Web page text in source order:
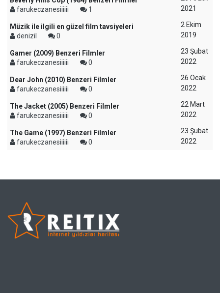
farukeczanesiiiiii
1
2021
Müzik ile ilgili en güzel film tavsiyeleri
denizil
0
2 Ekim
2019
Gamer (2009) Benzeri Filmler
farukeczanesiiiiii
0
23 Şubat
2022
Dear John (2010) Benzeri Filmler
farukeczanesiiiiii
0
26 Ocak
2022
The Jacket (2005) Benzeri Filmler
farukeczanesiiiiii
0
22 Mart
2022
The Game (1997) Benzeri Filmler
farukeczanesiiiiii
0
23 Şubat
2022